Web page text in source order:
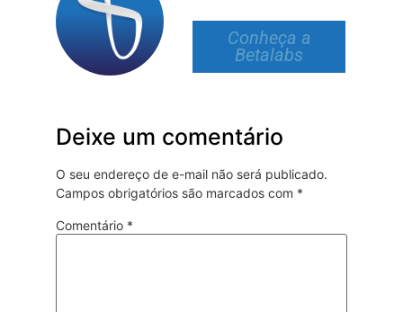
Conheça a
Betalabs
Deixe um comentário
O seu endereço de e-mail não será publicado.
Campos obrigatórios são marcados com *
Comentário *